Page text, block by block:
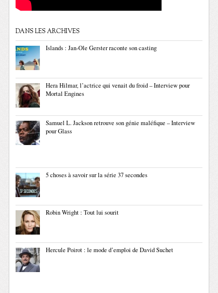
DANS LES ARCHIVES
Islands : Jan-Ole Gerster raconte son casting
Hera Hilmar, l’actrice qui venait du froid – Interview pour
Mortal Engines
Samuel L. Jackson retrouve son génie maléfique – Interview
pour Glass
5 choses à savoir sur la série 37 secondes
Robin Wright : Tout lui sourit
Hercule Poirot : le mode d’emploi de David Suchet